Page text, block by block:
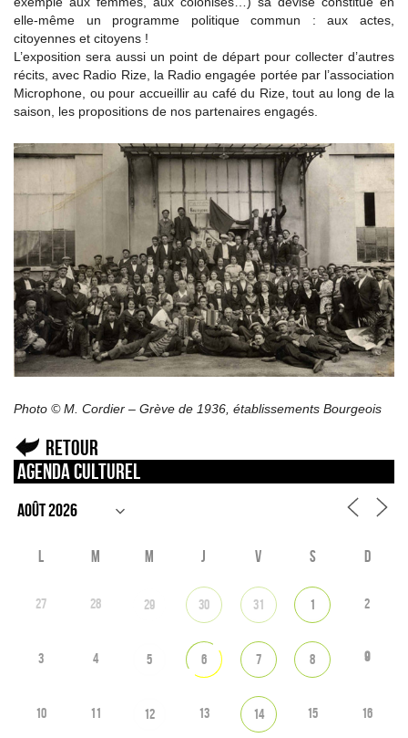
elle-même un programme politique commun : aux actes,
citoyennes et citoyens !
L’exposition sera aussi un point de départ pour collecter d’autres
récits, avec Radio Rize, la Radio engagée portée par l’association
Microphone, ou pour accueillir au café du Rize, tout au long de la
saison, les propositions de nos partenaires engagés.
Photo © M. Cordier – Grève de 1936, établissements Bourgeois
Retour
Agenda culturel
L M M J V S D
27 28 29 30 31 1 2
3 4 5 6 7 8 9
10 11 12 13 14 15 16